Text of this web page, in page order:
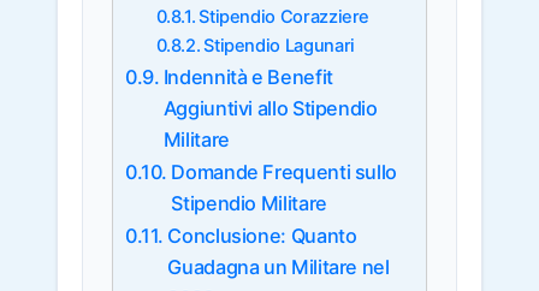
Stipendio Corazziere
Stipendio Lagunari
Indennità e Benefit
Aggiuntivi allo Stipendio
Militare
Domande Frequenti sullo
Stipendio Militare
Conclusione: Quanto
Guadagna un Militare nel